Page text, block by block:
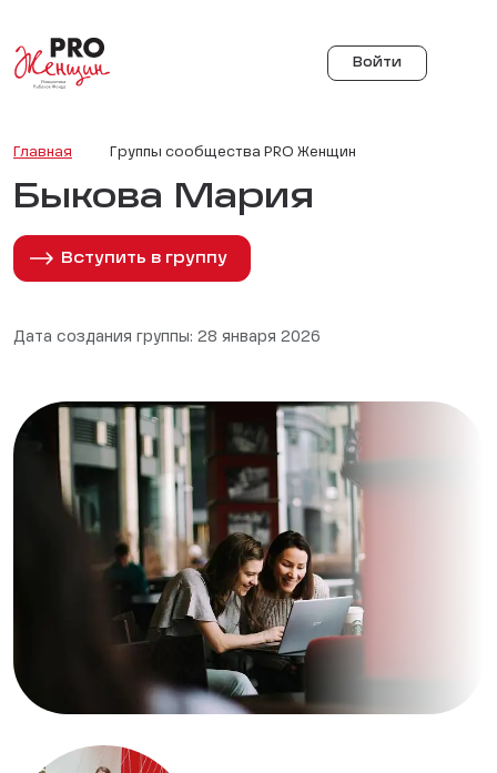
Войти
Главная Группы сообщества PRO Женщин
Быкова Мария
Вступить в группу
Дата создания группы: 28 января 2026